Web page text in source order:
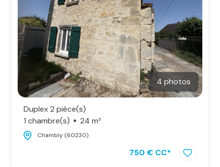
4 photos
Duplex 2 pièce(s)
1 chambre(s)
24 m²
Chambly (60230)
750 € CC*